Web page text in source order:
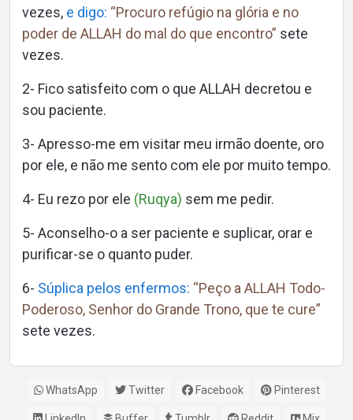
Languages
vezes, e digo: “Procuro refúgio na glória e no
poder de ALLAH do mal do que encontro” sete
vezes.
2- Fico satisfeito com o que ALLAH decretou e
sou paciente.
3- Apresso-me em visitar meu irmão doente, oro
por ele, e não me sento com ele por muito tempo.
4- Eu rezo por ele (Ruqya) sem me pedir.
5- Aconselho-o a ser paciente e suplicar, orar e
purificar-se o quanto puder.
6- Súplica pelos enfermos: “Peço a ALLAH Todo-
Poderoso, Senhor do Grande Trono, que te cure”
sete vezes.
WhatsApp Twitter Facebook Pinterest